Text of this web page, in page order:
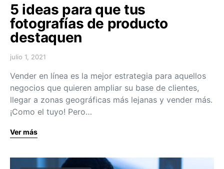
5 ideas para que tus
fotografías de producto
destaquen
julio 1, 2021
Vender en línea es la mejor estrategia para aquellos
negocios que quieren ampliar su base de clientes,
llegar a zonas geográficas más lejanas y vender más.
¡Como el tuyo! Pero…
Ver más